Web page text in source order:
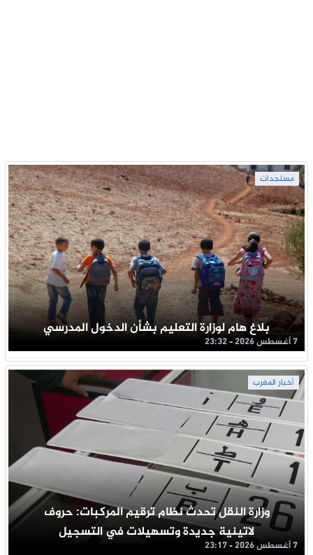
مستجدات
بلاغ هام لوزارة التعليم بشأن الدخول المدرسي
7 أغسطس 2026 - 23:32
أخبار المغرب
وزارة النقل تحدث نظام ترقيم المركبات: حروف
لاتينية جديدة وتسهيلات في التسجيل
7 أغسطس 2026 - 23:17